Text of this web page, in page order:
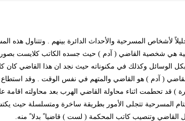
لأشخاص المسرحية والأحداث الدائرة بينهم . وتتناول هذه
هي شخصية القاضي ( آدم ) حيث جسده الكاتب كلايست
الوسائل وكذلك في مكنوناته حيث نجد ان هذا القاضي كان
( آدم ) هو القاضي والمتهم في نفس الوقت . وقد
قد تحطمت اثناء محاولة القاضي الهرب بعد محاولته اقامة
المسرحية تتجلى الأمور بطريقة ساخرة ومتسلسلة حيث
وتنصيب كاتب المحكمة ( لست ) قاضيا ً بدلا ً منه.